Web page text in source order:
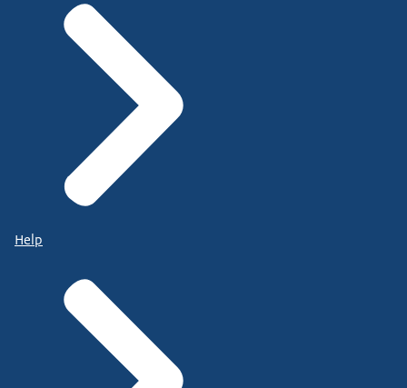
Help